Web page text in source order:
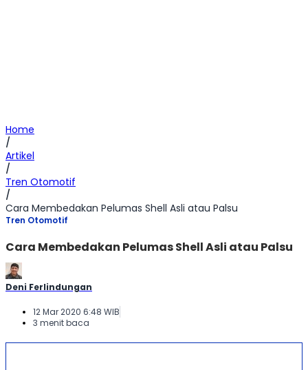
Home
/
Artikel
/
Tren Otomotif
/
Cara Membedakan Pelumas Shell Asli atau Palsu
Tren Otomotif
Cara Membedakan Pelumas Shell Asli atau Palsu
Deni Ferlindungan
12 Mar 2020 6:48 WIB
3 menit baca